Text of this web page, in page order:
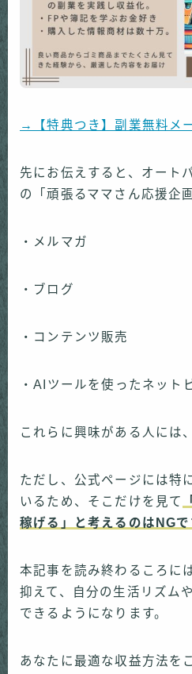
→【特典つき】副業無料メ
先にお伝えすると、オート
の「頑張るママさん応援企
・メルマガ
・ブログ
・コンテンツ販売
・AIツールを使ったネット
これらに興味がある人には、
ただし、公式ページには特
いるため、そこだけを見て
稼げる」と考えるのはNGで
本記事を読み終わるころに
抑えて、自分の生活リズム
できるようになります。
あなたに最適な収益方法を